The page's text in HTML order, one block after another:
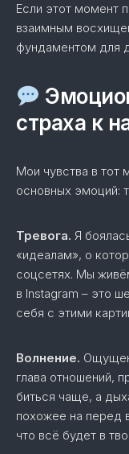
Если этот момент
взаимным
фундаментом для
страха к
Мои чувства в тот
основных эмоций:
Тревога. Я
«идеалам», о
соцсетях. Мы
в Instagram – это
себя с этими
Волнение.
глава отношений,
биться чаще, а
похожее на перед
что всё будет в